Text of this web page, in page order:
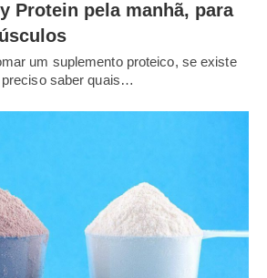
Protein pela manhã, para
um suplemento proteico, se existe
saber quais…